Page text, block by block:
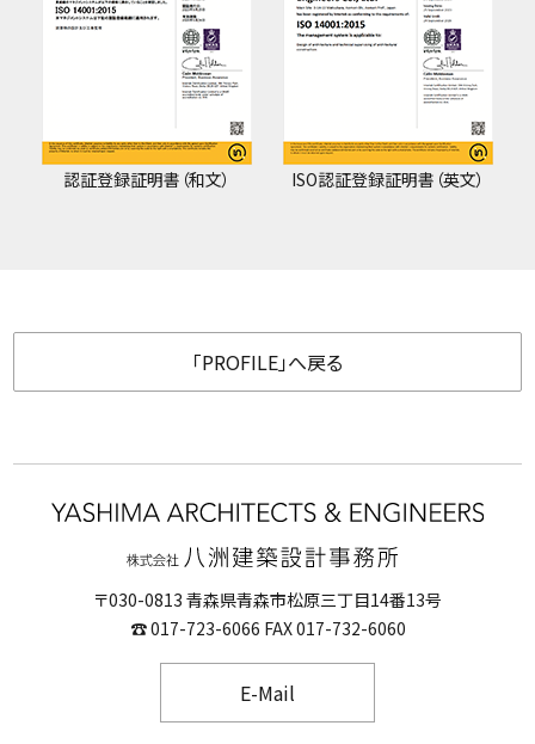
認証登録証明書（和文） ISO認証登録証明書（英文）
「PROFILE」へ戻る
〒030-0813 青森県青森市松原三丁目14番13号
☎ 017-723-6066 FAX 017-732-6060
E-Mail